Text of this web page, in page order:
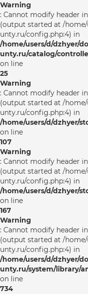
Warning
: Cannot modify header
(output started at /
unty.ru/config.php:4) in
/home/users/d/dzhyer/
unty.ru/catalog/
on line
25
Warning
: Cannot modify header
(output started at /
unty.ru/config.php:4) in
/home/users/d/dzhyer/
on line
107
Warning
: Cannot modify header
(output started at /
unty.ru/config.php:4) in
/home/users/d/dzhyer/
on line
167
Warning
: Cannot modify header
(output started at /
unty.ru/config.php:4) in
/home/users/d/dzhyer/
unty.ru/system/library/
on line
734